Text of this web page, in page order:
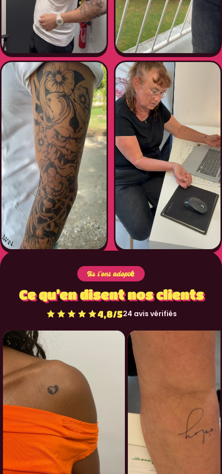
Ils l'ont adopté
Ce qu’en disent nos clients
4,8/524 avis vérifiés